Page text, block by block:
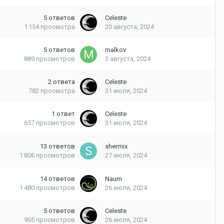
5 ответов
1 154 просмотра
Celeste
20 августа, 2024
5 ответов
889 просмотров
malkov
3 августа, 2024
2 ответа
782 просмотра
Celeste
31 июля, 2024
1 ответ
657 просмотров
Celeste
31 июля, 2024
13 ответов
1 806 просмотров
shermix
27 июля, 2024
14 ответов
1 480 просмотров
Naum
26 июля, 2024
5 ответов
905 просмотров
Celeste
26 июля, 2024